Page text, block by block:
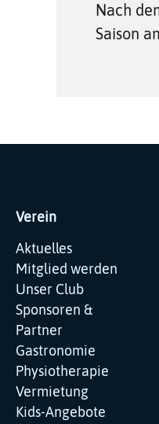
Nach
Saison
Verein
Navigation
überspringen
Aktuelles
Mitglied werden
Unser Club
Sponsoren &
Partner
Gastronomie
Physiotherapie
Vermietung
Kids-Angebote